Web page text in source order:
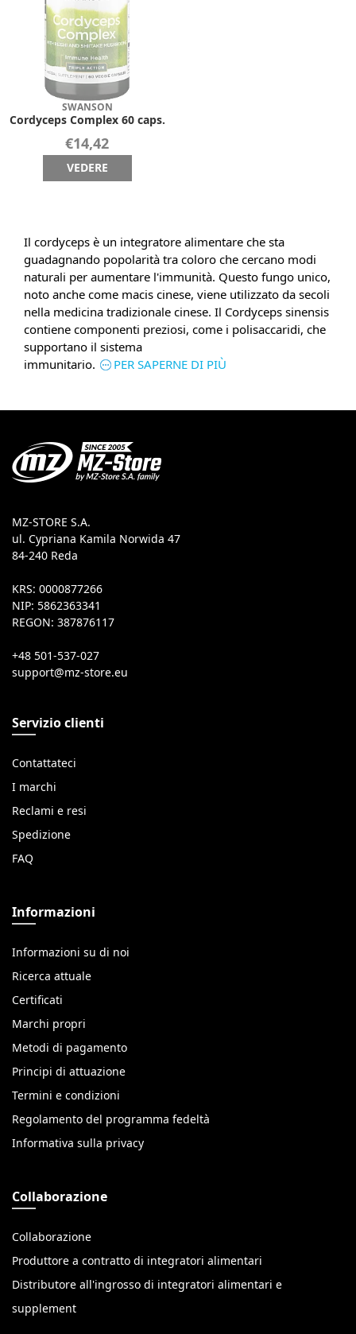
SWANSON
Cordyceps Complex 60 caps.
€14,42
VEDERE
Il cordyceps è un integratore alimentare che sta
guadagnando popolarità tra coloro che cercano modi
naturali per aumentare l'immunità. Questo fungo unico,
noto anche come macis cinese, viene utilizzato da secoli
nella medicina tradizionale cinese. Il Cordyceps sinensis
contiene componenti preziosi, come i polisaccaridi, che
supportano il sistema
immunitario.
PER SAPERNE DI PIÙ
MZ-STORE S.A.
ul. Cypriana Kamila Norwida 47
84-240 Reda
KRS: 0000877266
NIP: 5862363341
REGON: 387876117
+48 501-537-027
Servizio clienti
Contattateci
I marchi
Reclami e resi
Spedizione
FAQ
Informazioni
Informazioni su di noi
Ricerca attuale
Certificati
Marchi propri
Metodi di pagamento
Principi di attuazione
Termini e condizioni
Regolamento del programma fedeltà
Informativa sulla privacy
Collaborazione
Collaborazione
Produttore a contratto di integratori alimentari
Distributore all'ingrosso di integratori alimentari e
supplement